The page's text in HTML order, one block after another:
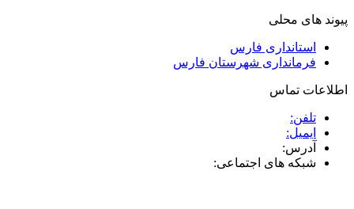
پیوند های محلی
استانداری فارس
فرمانداری شهرستان فارس
اطلاعات تماس
تلفن:
ایمیل:
آدرس:
شبکه های اجتماعی: